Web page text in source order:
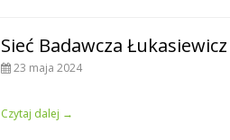
Sieć Badawcza
23 maja 2024
Czytaj dalej →